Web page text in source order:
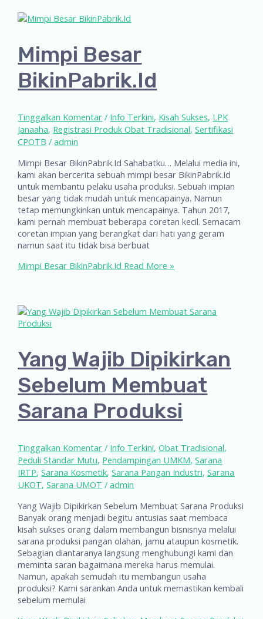
Mimpi Besar
BikinPabrik.Id
Tinggalkan Komentar / Info Terkini, Kisah Sukses, LPK
Janaaha, Registrasi Produk Obat Tradisional,Sertifikasi
CPOTB /admin
Mimpi Besar BikinPabrik.Id Sahabatku… Melalui media ini,
kami akan bercerita sebuah mimpi besar BikinPabrik.Id
untuk membantu pelaku usaha produksi. Sebuah impian
besar yang tidak mudah untuk mencapainya. Namun
tetap memungkinkan untuk mencapainya. Tahun 2017,
kami pernah membuat beberapa coretan kecil. Semacam
coretan impian yang berangkat dari hati yang geram
namun saat itu tidak bisa berbuat
Mimpi Besar BikinPabrik.Id Read More »
Yang Wajib Dipikirkan
Sebelum Membuat
Sarana Produksi
Tinggalkan Komentar / Info Terkini,Obat Tradisional,
Peduli Standar Mutu, Pendampingan UMKM,Sarana
IRTP,Sarana Kosmetik,Sarana Pangan Industri,Sarana
UKOT,Sarana UMOT /admin
Yang Wajib Dipikirkan Sebelum Membuat Sarana Produksi
Banyak orang menjadi begitu antusias saat membaca
kisah sukses orang dalam membangun bisnisnya melalui
sarana produksi pangan olahan, jamu ataupun kosmetik.
Sebagian diantaranya langsung menghubungi kami dan
meminta saran bagaimana mereka harus memulai.
Namun, apakah semudah itu membangun usaha
produksi? Kami sarankan Anda untuk memastikan kembali
sebelum memulai